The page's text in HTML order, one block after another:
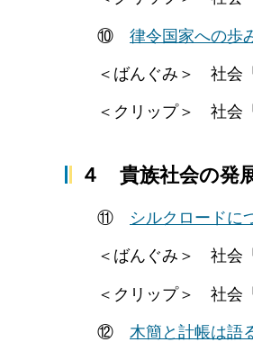
⑩ 律令国家への歩
＜ばんぐみ＞ 社会「
＜クリップ＞ 社会「
４ 貴族社会の発
⑪ シルクロードに
＜ばんぐみ＞ 社会「
＜クリップ＞ 社会「
⑫ 木簡と計帳は語